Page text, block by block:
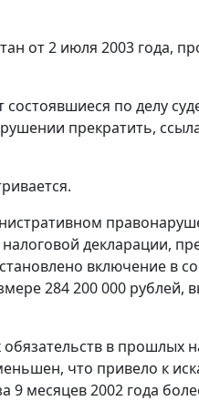
от 2 июля 2003 года,
по делу
прекратить,
декларации,
включение в
284 200 000 рублей,
в прошлых
что привело к
месяцев 2002 года